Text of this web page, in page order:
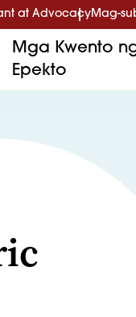
at AdvocacyMag-
Mga Kwento
Epekto